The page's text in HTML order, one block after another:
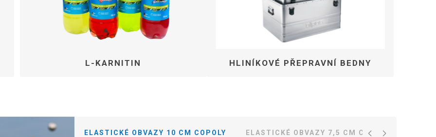
L-KARNITIN HLINÍKOVÉ PŘEPRAVNÍ BEDNY
ELASTICKÉ OBVAZY 10 CM COPOLY ELASTICKÉ OBVAZY 7,5 CM COPOLY